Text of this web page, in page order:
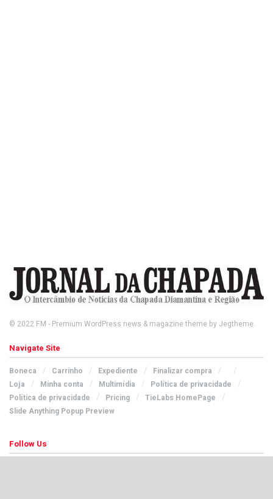
© 2022 FM - Premium WordPress news & magazine theme by Jegtheme.
Navigate Site
Boneca Carrinho Expediente
Finalizar compra
Loja
Minha conta Multimídia
Política de privacidade
Política de privacidade
Pricing
TieLabs HomePage
Slide Anything Popup Preview
Follow Us